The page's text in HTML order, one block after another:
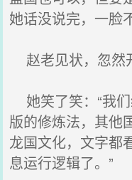
她话没说完，一脸
赵老见状，忽然
她笑了笑：“我
版的修炼法，其他
龙国文化，文字都
息运行逻辑了。”